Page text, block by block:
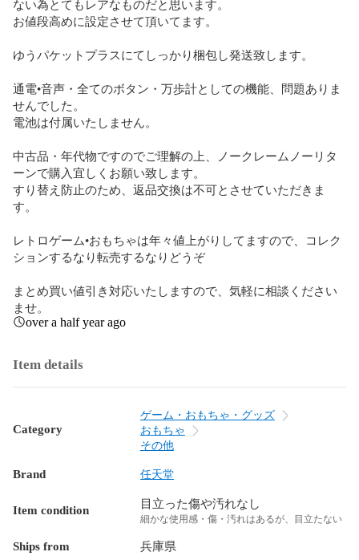
お値段高めに設定させて頂いてます。
ゆうパケットプラスにてしっかり梱包し発送致します。
通電•音声・全てのボタン・万歩計としての機能、問題ありま
せんでした。
電池は付属いたしません。
中古品・年代物ですのでご理解の上、ノークレームノーリタ
ーンで購入宜しくお願い致します。
すり替え防止のため、返品交換は不可とさせていただきま
す。
レトロゲーム•おもちゃは年々値上がりしてますので、コレク
ションするなり転売するなりどうぞ
まとめ買い値引き対応いたしますので、気軽に相談ください
ませ。
over a half year ago
Item details
Category
ゲーム・おもちゃ・グッズ
おもちゃ
その他
Brand 任天堂
Item condition 目立った傷や汚れなし
細かな使用感・傷・汚れはあるが、目立たない
Ships from 兵庫県